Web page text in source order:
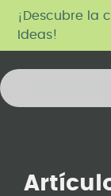
¡Descubre la
Ideas!